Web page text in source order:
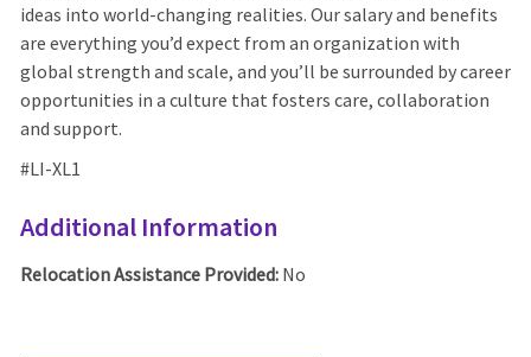
ideas into world-changing realities. Our salary and benefits
are everything you’d expect from an organization with
global strength and scale, and you’ll be surrounded by career
opportunities in a culture that fosters care, collaboration
and support.
#LI-XL1
Additional Information
Relocation Assistance Provided: No